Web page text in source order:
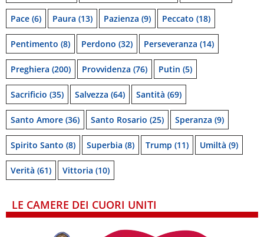
Pace (6) Paura (13) Pazienza (9) Peccato (18)
Pentimento (8) Perdono (32) Perseveranza (14)
Preghiera (200) Provvidenza (76) Putin (5)
Sacrificio (35) Salvezza (64) Santità (69)
Santo Amore (36) Santo Rosario (25) Speranza (9)
Spirito Santo (8) Superbia (8) Trump (11) Umiltà (9)
Verità (61) Vittoria (10)
LE CAMERE DEI CUORI UNITI